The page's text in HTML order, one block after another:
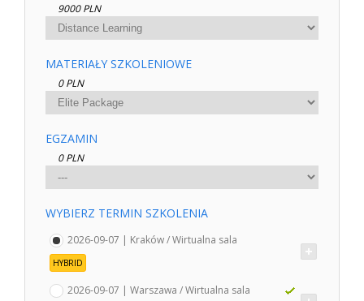
9000 PLN
MATERIAŁY SZKOLENIOWE
0 PLN
EGZAMIN
0 PLN
WYBIERZ TERMIN SZKOLENIA
2026-09-07 | Kraków / Wirtualna sala
HYBRID
2026-09-07 | Warszawa / Wirtualna sala